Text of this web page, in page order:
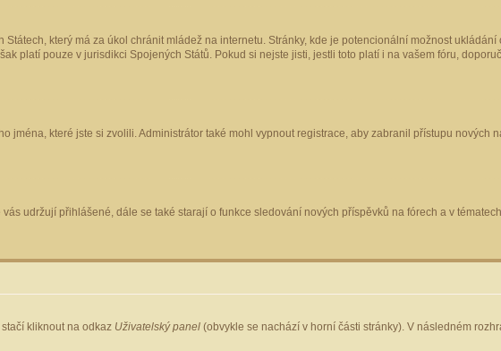
který má za úkol chránit mládež na internetu. Stránky, kde je potencionální možnost
platí pouze v jurisdikci Spojených Států. Pokud si nejste jisti, jestli toto platí i na vašem fóru,
které jste si zvolili. Administrátor také mohl vypnout registrace, aby zabranil přístupu nových
udržují přihlášené, dále se také starají o funkce sledování nových příspěvků na fórech a v
kliknout na odkaz Uživatelský panel (obvykle se nachází v horní části stránky). V následném